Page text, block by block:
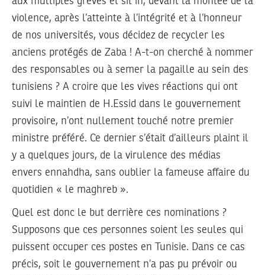
violence, après l’atteinte à l’intégrité et à l’honneur
de nos universités, vous décidez de recycler les
anciens protégés de Zaba ! A-t-on cherché à nommer
des responsables ou à semer la pagaille au sein des
tunisiens ? A croire que les vives réactions qui ont
suivi le maintien de H.Essid dans le gouvernement
provisoire, n’ont nullement touché notre premier
ministre préféré. Ce dernier s’était d’ailleurs plaint il
y a quelques jours, de la virulence des médias
envers ennahdha, sans oublier la fameuse affaire du
quotidien « le maghreb ».
Quel est donc le but derrière ces nominations ?
Supposons que ces personnes soient les seules qui
puissent occuper ces postes en Tunisie. Dans ce cas
précis, soit le gouvernement n’a pas pu prévoir ou